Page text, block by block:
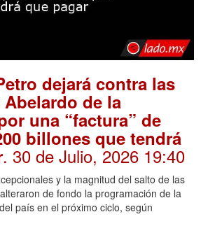
dejará contra las
de la
una “factura” de
billones que tendrá
. 30 de Julio, 2026 19:40
y la magnitud del salto de las
de fondo la programación de la
país en el próximo ciclo, según